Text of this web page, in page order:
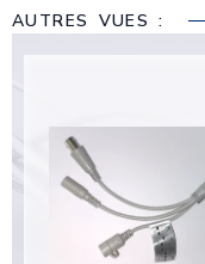
AUTRES VUES :